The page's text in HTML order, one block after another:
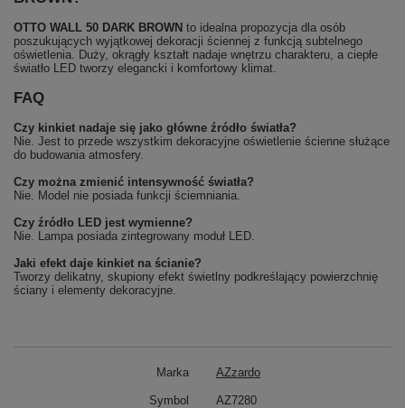
OTTO WALL 50 DARK BROWN to idealna propozycja dla osób
poszukujących wyjątkowej dekoracji ściennej z funkcją subtelnego
oświetlenia. Duży, okrągły kształt nadaje wnętrzu charakteru, a ciepłe
światło LED tworzy elegancki i komfortowy klimat.
FAQ
Czy kinkiet nadaje się jako główne źródło światła?
Nie. Jest to przede wszystkim dekoracyjne oświetlenie ścienne służące
do budowania atmosfery.
Czy można zmienić intensywność światła?
Nie. Model nie posiada funkcji ściemniania.
Czy źródło LED jest wymienne?
Nie. Lampa posiada zintegrowany moduł LED.
Jaki efekt daje kinkiet na ścianie?
Tworzy delikatny, skupiony efekt świetlny podkreślający powierzchnię
ściany i elementy dekoracyjne.
Marka AZzardo
Symbol AZ7280